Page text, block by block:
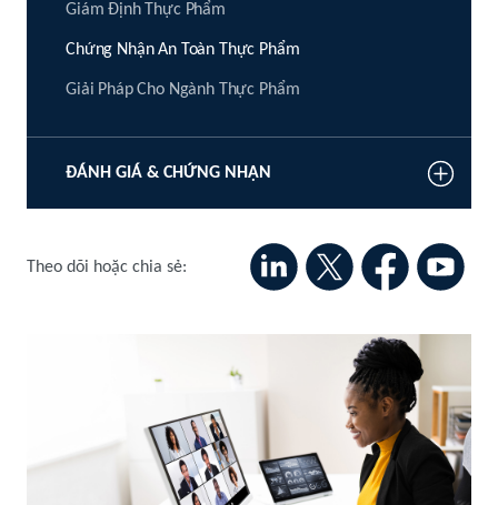
Giám Định Thực Phẩm
Chứng Nhận An Toàn Thực Phẩm
Giải Pháp Cho Ngành Thực Phẩm
ĐÁNH GIÁ & CHỨNG NHẬN
Theo dõi hoặc chia sẻ: